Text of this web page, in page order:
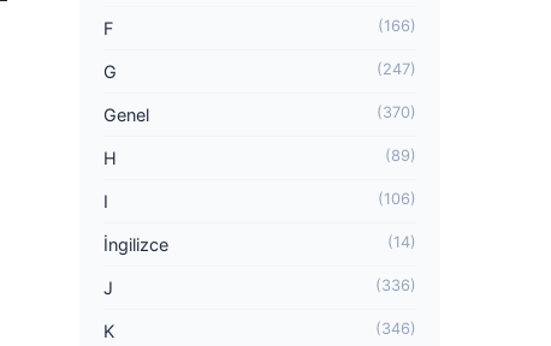
F (166)
G (247)
Genel (370)
H (89)
I (106)
İngilizce (14)
J (336)
K (346)